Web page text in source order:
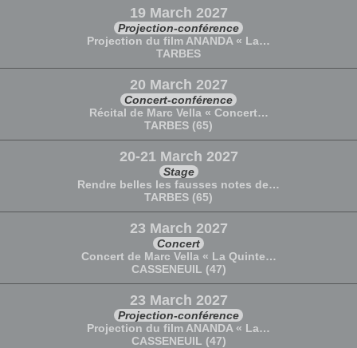
19 March 2027
Projection-conférence
Projection du film ANANDA « La…
TARBES
20 March 2027
Concert-conférence
Récital de Marc Vella « Concert…
TARBES (65)
20-21 March 2027
Stage
Rendre belles les fausses notes de…
TARBES (65)
23 March 2027
Concert
Concert de Marc Vella « La Quinte…
CASSENEUIL (47)
23 March 2027
Projection-conférence
Projection du film ANANDA « La…
CASSENEUIL (47)